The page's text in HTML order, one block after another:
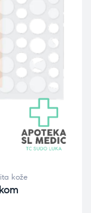
kože